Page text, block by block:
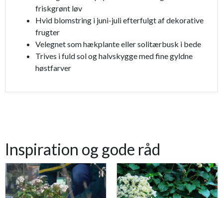
friskgrønt løv
Hvid blomstring i juni-juli efterfulgt af dekorative
frugter
Velegnet som hækplante eller solitærbusk i bede
Trives i fuld sol og halvskygge med fine gyldne
høstfarver
Inspiration og gode råd